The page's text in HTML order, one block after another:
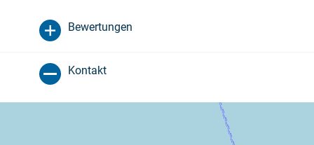
Bewertungen
Kontakt